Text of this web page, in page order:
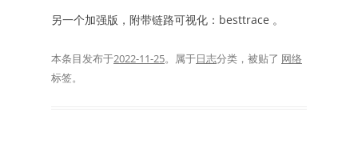
另一个加强版，附带链路可视化：besttrace 。
本条目发布于2022-11-25。属于日志分类，被贴了 网络
标签。